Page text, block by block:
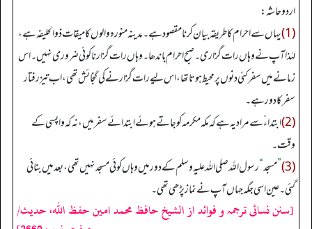
اردو حاشہ:
(1) یہاں سے احرام کا طریقہ بیان کرنا مقصود ہے۔ مدینہ منورہ والوں کا میقات ذوالحلیفہ ہے،
لہٰذا آپ نے وہاں رات گزاری۔ صبح احرام باندھا۔ وہاں رات گزارنا کوئی ضروری نہیں۔ اس
زمانے میں سفر کئی دنوں پر محیط ہوتا تھا، اس لیے رات گزارنے کی گنجائش تھی، اب تیز رفتار
سفر کا دور ہے۔
(2) ابتداء ً سے مراد یہ ہے کہ مکہ مکرمہ کو جاتے ہوئے ابتدائے سفر میں، نہ کہ واپسی کے
وقت۔
(3)
”مسجد“رسول اللہ صلی اللہ علیہ وسلم کے دور میں وہاں کوئی مسجد نہیں تھی، بعد میں بنائی
گئی۔ عین اسی جگہ جہاں آپ نے نماز پڑھی تھی۔
[سنن نسائی ترجمہ و فوائد از الشیخ حافظ محمد امین حفظ اللہ، حدیث/